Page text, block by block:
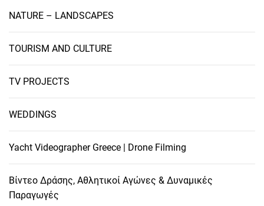
NATURE – LANDSCAPES
TOURISM AND CULTURE
TV PROJECTS
WEDDINGS
Yacht Videographer Greece | Drone Filming
Βίντεο Δράσης, Αθλητικοί Αγώνες & Δυναμικές
Παραγωγές